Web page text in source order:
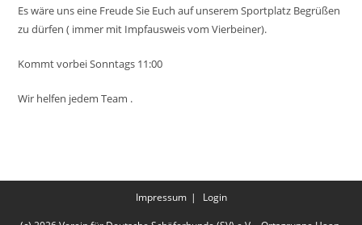
Es wäre uns eine Freude Sie Euch auf unserem Sportplatz Begrüßen
zu dürfen ( immer mit Impfausweis vom Vierbeiner).
Kommt vorbei Sonntags 11:00
Wir helfen jedem Team .
Impressum Login